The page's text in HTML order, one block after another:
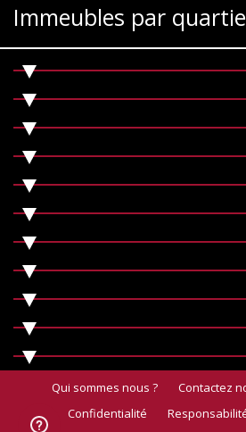
Immeubles par
Qui sommes nous ? Contactez
Confidentialité